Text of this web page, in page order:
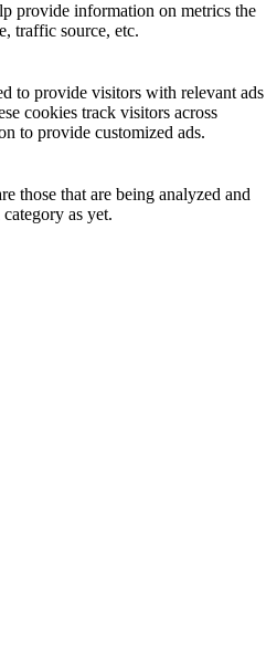
provide information on metrics the
traffic source, etc.
to provide visitors with relevant ads
cookies track visitors across
to provide customized ads.
those that are being analyzed and
as yet.